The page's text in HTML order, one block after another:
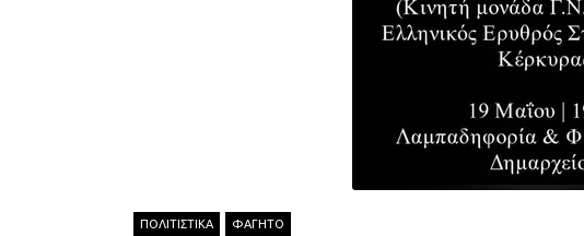
ΠΟΛΙΤΙΣΤΙΚΑ ΦΑΓΗΤΟ